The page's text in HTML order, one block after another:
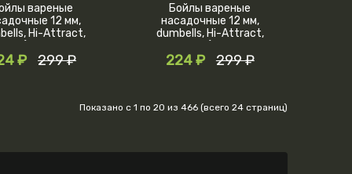
вареные
12 мм,
Hi-Attract,
банка, 110
₽ 299 ₽
Бойлы вареные
насадочные 12 мм,
dumbells, Hi-Attract,
орех), банка, 110 грамм
224 ₽ 299 ₽
Показано с 1 по 20 из 466 (всего 24 страниц)